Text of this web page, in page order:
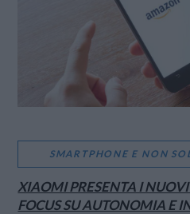
SMARTPHONE E NON
XIAOMI PRESENTA I
FOCUS SU AUTONOMIA E